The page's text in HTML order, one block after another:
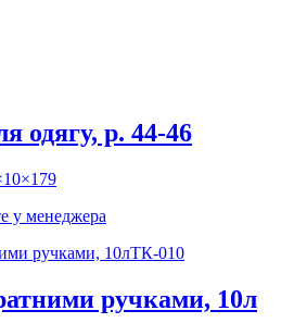
одягу, р. 44-46
у менеджера
ТК-010
ручками, 10л